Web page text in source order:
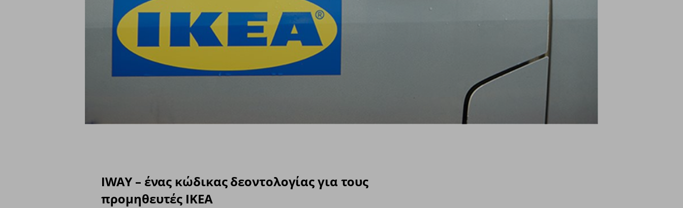
IWAY – ένας κώδικας δεοντολογίας για τους
προμηθευτές IKEA